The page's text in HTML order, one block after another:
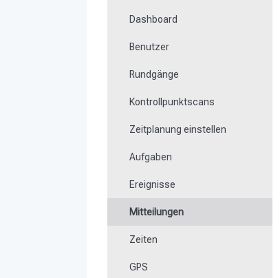
Rundgänge
Offline arbeiten
Ereignisse
Arbeits- und
Dashboard
Benutzer
Rundgänge
Kontrollpunktscans
Zeitplanung einstellen
Aufgaben
Ereignisse
Mitteilungen
Zeiten
GPS